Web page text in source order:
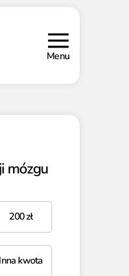
Menu
mózgu
200zł
Inna kwota